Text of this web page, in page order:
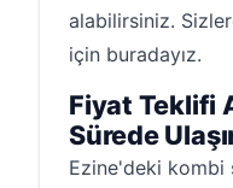
alabilirsiniz.
için buradayız.
Fiyat Teklifi
Sürede
Ezine'deki kombi